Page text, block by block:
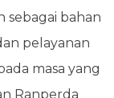
sebagai bahan
pelayanan
masa yang
Ranperda